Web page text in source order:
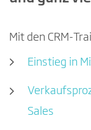
Mit den CRM-
Einstieg in
Sales